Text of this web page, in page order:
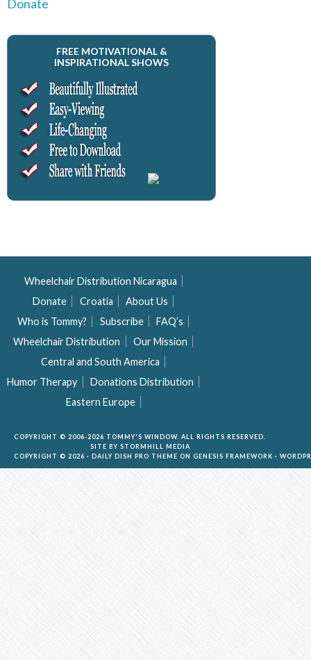
Donate
FREE MOTIVATIONAL &
INSPIRATIONAL SHOWS
Wheelchair Distribution Nicaragua
Donate
Croatia
About Us
Who is Tommy?
Subscribe
FAQ’s
Wheelchair Distribution
Our Mission
Central and South America
Humor Therapy
Donations Distribution
Eastern Europe
COPYRIGHT © 2006-2026 TOMMY'S WINDOW. ALL RIGHTS RESERVED.
SITE BY STORMHILL MEDIA
COPYRIGHT © 2026 · DAILY DISH PRO THEME ON GENESIS FRAMEWORK ·